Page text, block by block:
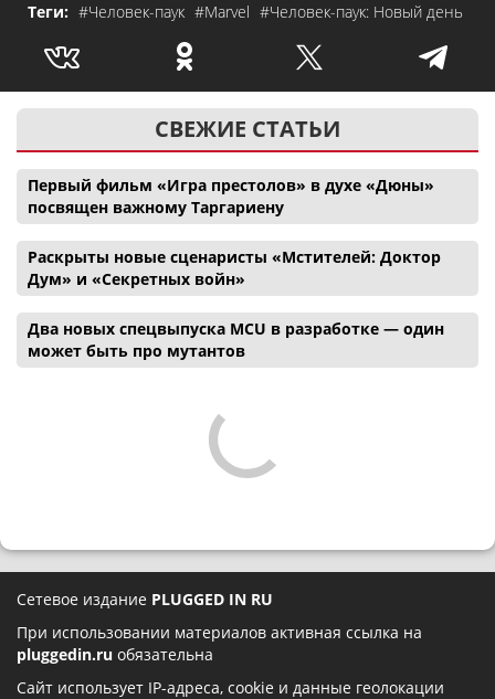
Теги: #Человек-паук #Marvel #Человек-паук: Новый день
СВЕЖИЕ СТАТЬИ
Первый фильм «Игра престолов» в духе «Дюны»
посвящен важному Таргариену
Раскрыты новые сценаристы «Мстителей: Доктор
Дум» и «Секретных войн»
Два новых спецвыпуска MCU в разработке — один
может быть про мутантов
Сетевое издание PLUGGED IN RU
При использовании материалов активная ссылка на
pluggedin.ru обязательна
Сайт использует IP-адреса, cookie и данные геолокации